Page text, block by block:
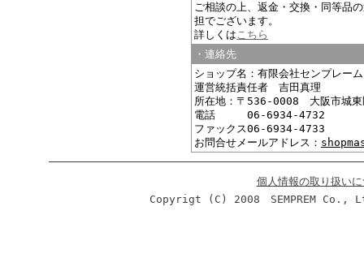
ご相談の上、返金・交換・同等品
担でございます。
詳しくはこちら
・連絡先
ショップ名：有限会社センプレーム
運営統括責任者 吉田真理
所在地：〒536-0008 大阪市城
電話 06-6934-4732
ファックス06-6934-4733
お問合せメールアドレス：
個人情報の取り扱い
Copyrigt (C) 2008 SEMPREM